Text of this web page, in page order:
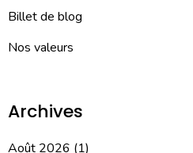
Billet de blog
Nos valeurs
Archives
Août 2026 (1)